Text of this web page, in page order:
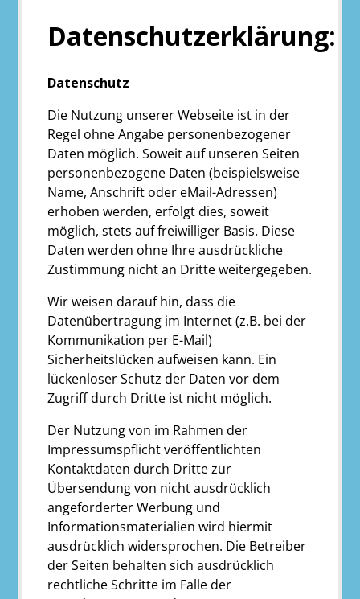
Datenschutzerklärung:
Datenschutz
Die Nutzung unserer Webseite ist in der
Regel ohne Angabe personenbezogener
Daten möglich. Soweit auf unseren Seiten
personenbezogene Daten (beispielsweise
Name, Anschrift oder eMail-Adressen)
erhoben werden, erfolgt dies, soweit
möglich, stets auf freiwilliger Basis. Diese
Daten werden ohne Ihre ausdrückliche
Zustimmung nicht an Dritte weitergegeben.
Wir weisen darauf hin, dass die
Datenübertragung im Internet (z.B. bei der
Kommunikation per E-Mail)
Sicherheitslücken aufweisen kann. Ein
lückenloser Schutz der Daten vor dem
Zugriff durch Dritte ist nicht möglich.
Der Nutzung von im Rahmen der
Impressumspflicht veröffentlichten
Kontaktdaten durch Dritte zur
Übersendung von nicht ausdrücklich
angeforderter Werbung und
Informationsmaterialien wird hiermit
ausdrücklich widersprochen. Die Betreiber
der Seiten behalten sich ausdrücklich
rechtliche Schritte im Falle der